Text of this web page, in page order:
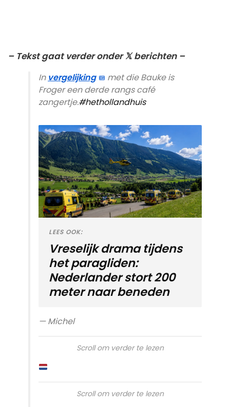
– Tekst gaat verder onder 𝕏 berichten –
In vergelijking
met die Bauke is
Froger een derde rangs café
zangertje.#hethollandhuis
LEES OOK:
Vreselijk drama tijdens
het paragliden:
Nederlander stort 200
meter naar beneden
— Michel
Scroll om verder te lezen
Scroll om verder te lezen